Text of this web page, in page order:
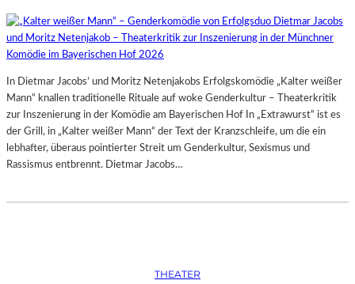
In Dietmar Jacobs’ und Moritz Netenjakobs Erfolgskomödie „Kalter weißer
Mann“ knallen traditionelle Rituale auf woke Genderkultur – Theaterkritik
zur Inszenierung in der Komödie am Bayerischen Hof In „Extrawurst“ ist es
der Grill, in „Kalter weißer Mann“ der Text der Kranzschleife, um die ein
lebhafter, überaus pointierter Streit um Genderkultur, Sexismus und
Rassismus entbrennt. Dietmar Jacobs…
THEATER